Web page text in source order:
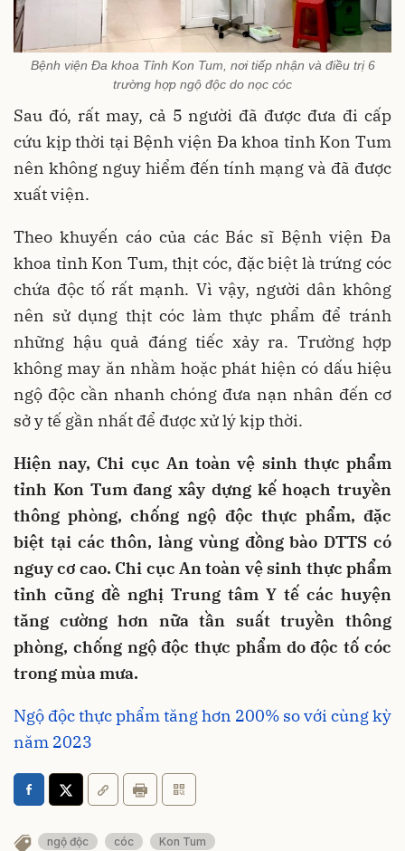
Bệnh viện Đa khoa Tỉnh Kon Tum, nơi tiếp nhận và điều trị 6
trường hợp ngộ độc do nọc cóc
Sau đó, rất may, cả 5 người đã được đưa đi cấp
cứu kịp thời tại Bệnh viện Đa khoa tỉnh Kon Tum
nên không nguy hiểm đến tính mạng và đã được
xuất viện.
Theo khuyến cáo của các Bác sĩ Bệnh viện Đa
khoa tỉnh Kon Tum, thịt cóc, đặc biệt là trứng cóc
chứa độc tố rất mạnh. Vì vậy, người dân không
nên sử dụng thịt cóc làm thực phẩm để tránh
những hậu quả đáng tiếc xảy ra. Trường hợp
không may ăn nhầm hoặc phát hiện có dấu hiệu
ngộ độc cần nhanh chóng đưa nạn nhân đến cơ
sở y tế gần nhất để được xử lý kịp thời.
Hiện nay, Chi cục An toàn vệ sinh thực phẩm
tỉnh Kon Tum đang xây dựng kế hoạch truyền
thông phòng, chống ngộ độc thực phẩm, đặc
biệt tại các thôn, làng vùng đồng bào DTTS có
nguy cơ cao. Chi cục An toàn vệ sinh thực phẩm
tỉnh cũng đề nghị Trung tâm Y tế các huyện
tăng cường hơn nữa tần suất truyền thông
phòng, chống ngộ độc thực phẩm do độc tố cóc
trong mùa mưa.
Ngộ độc thực phẩm tăng hơn 200% so với cùng kỳ
năm 2023
ngộ độc cóc Kon Tum